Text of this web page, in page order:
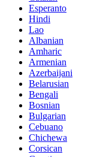
Esperanto
Hindi
Lao
Albanian
Amharic
Armenian
Azerbaijani
Belarusian
Bengali
Bosnian
Bulgarian
Cebuano
Chichewa
Corsican